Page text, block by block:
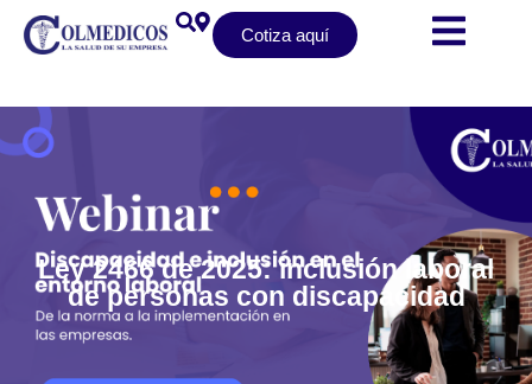
Cotiza aquí
Ley 2466 de 2025: inclusión laboral
de personas con discapacidad